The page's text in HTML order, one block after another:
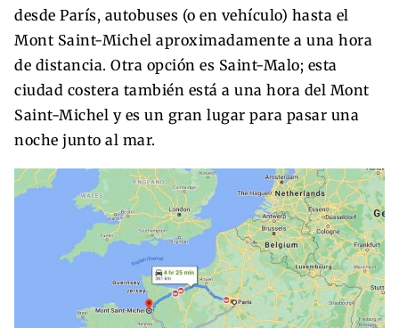
desde París, autobuses (o en vehículo) hasta el
Mont Saint-Michel aproximadamente a una hora
de distancia. Otra opción es Saint-Malo; esta
ciudad costera también está a una hora del Mont
Saint-Michel y es un gran lugar para pasar una
noche junto al mar.